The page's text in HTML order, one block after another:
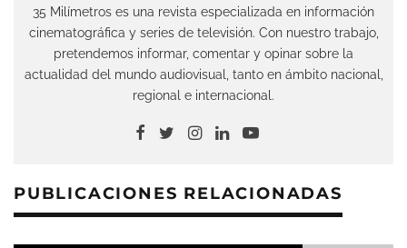
35 Milímetros es una revista especializada en información
cinematográfica y series de televisión. Con nuestro trabajo,
pretendemos informar, comentar y opinar sobre la
actualidad del mundo audiovisual, tanto en ámbito nacional,
regional e internacional.
PUBLICACIONES RELACIONADAS